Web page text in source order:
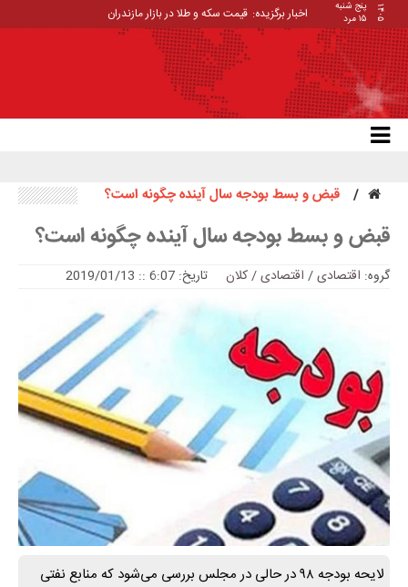
۱۴۰۵
پنج شنبه
۱۵ مرد
اخبار برگزیده: قیمت سکه و طلا در بازار مازندران
قبض و بسط بودجه سال آینده چگونه است؟
قبض و بسط بودجه سال آینده چگونه است؟
گروه: اقتصادی/ اقتصادی / کلان تاریخ: 6:07 :: 2019/01/13
لایحه بودجه ۹۸ در حالی در مجلس بررسی می‌شود که منابع نفتی